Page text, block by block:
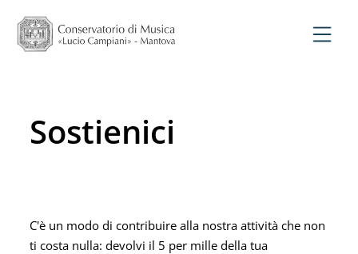
Sostienici
C'è un modo di contribuire alla nostra attività che non
ti costa nulla: devolvi il 5 per mille della tua